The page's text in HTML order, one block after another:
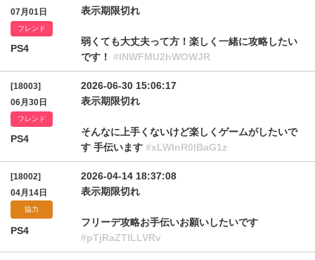
07月01日
フレンド
PS4
表示期限切れ
弱くても大丈夫って方！楽しく一緒に攻略したい
です！ #lNWFMU2hWOWJR
[18003]
06月30日
フレンド
PS4
2026-06-30 15:06:17
表示期限切れ
そんなに上手くないけど楽しくゲームがしたいで
す 手伝います #xLWlnR0lBaG1z
[18002]
04月14日
協力
PS4
2026-04-14 18:37:08
表示期限切れ
フリーデ攻略お手伝いお願いしたいです
#pTjRaZTlLLVRv